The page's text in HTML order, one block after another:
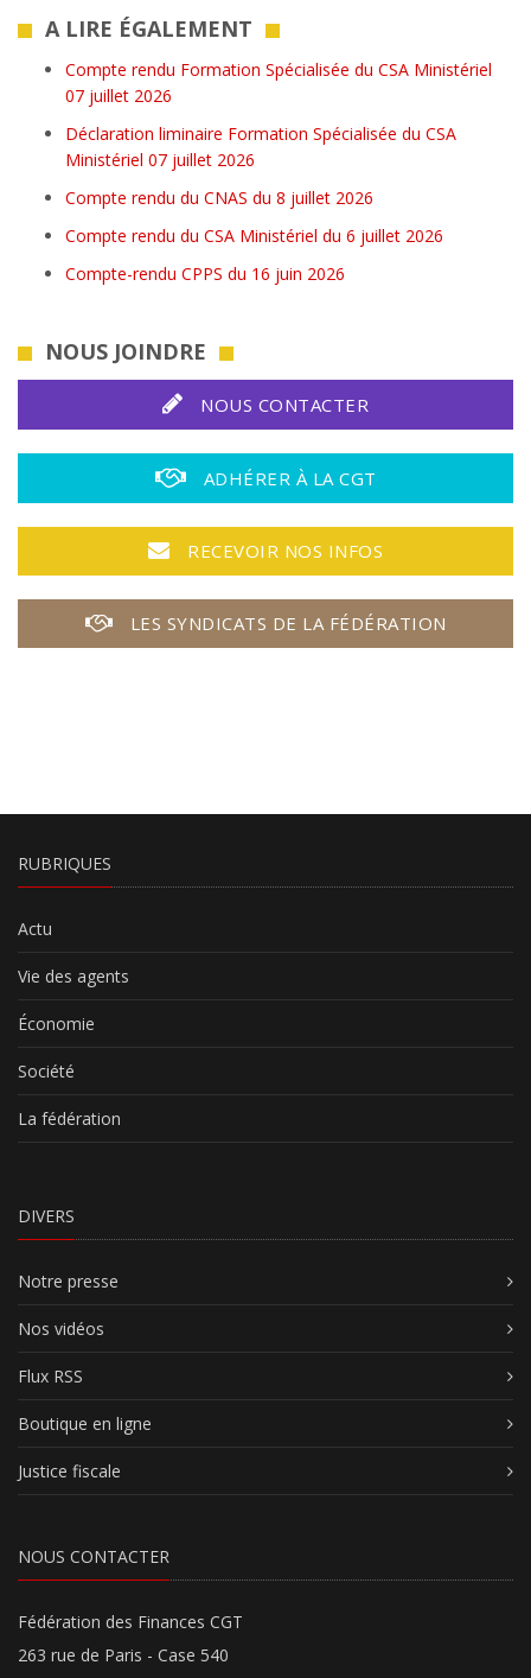
A LIRE ÉGALEMENT
Compte rendu Formation Spécialisée du CSA Ministériel
07 juillet 2026
Déclaration liminaire Formation Spécialisée du CSA
Ministériel 07 juillet 2026
Compte rendu du CNAS du 8 juillet 2026
Compte rendu du CSA Ministériel du 6 juillet 2026
Compte-rendu CPPS du 16 juin 2026
NOUS JOINDRE
NOUS CONTACTER
ADHÉRER À LA CGT
RECEVOIR NOS INFOS
LES SYNDICATS DE LA FÉDÉRATION
RUBRIQUES
Actu
Vie des agents
Économie
Société
La fédération
DIVERS
Notre presse
Nos vidéos
Flux RSS
Boutique en ligne
Justice fiscale
NOUS CONTACTER
Fédération des Finances CGT
263 rue de Paris - Case 540